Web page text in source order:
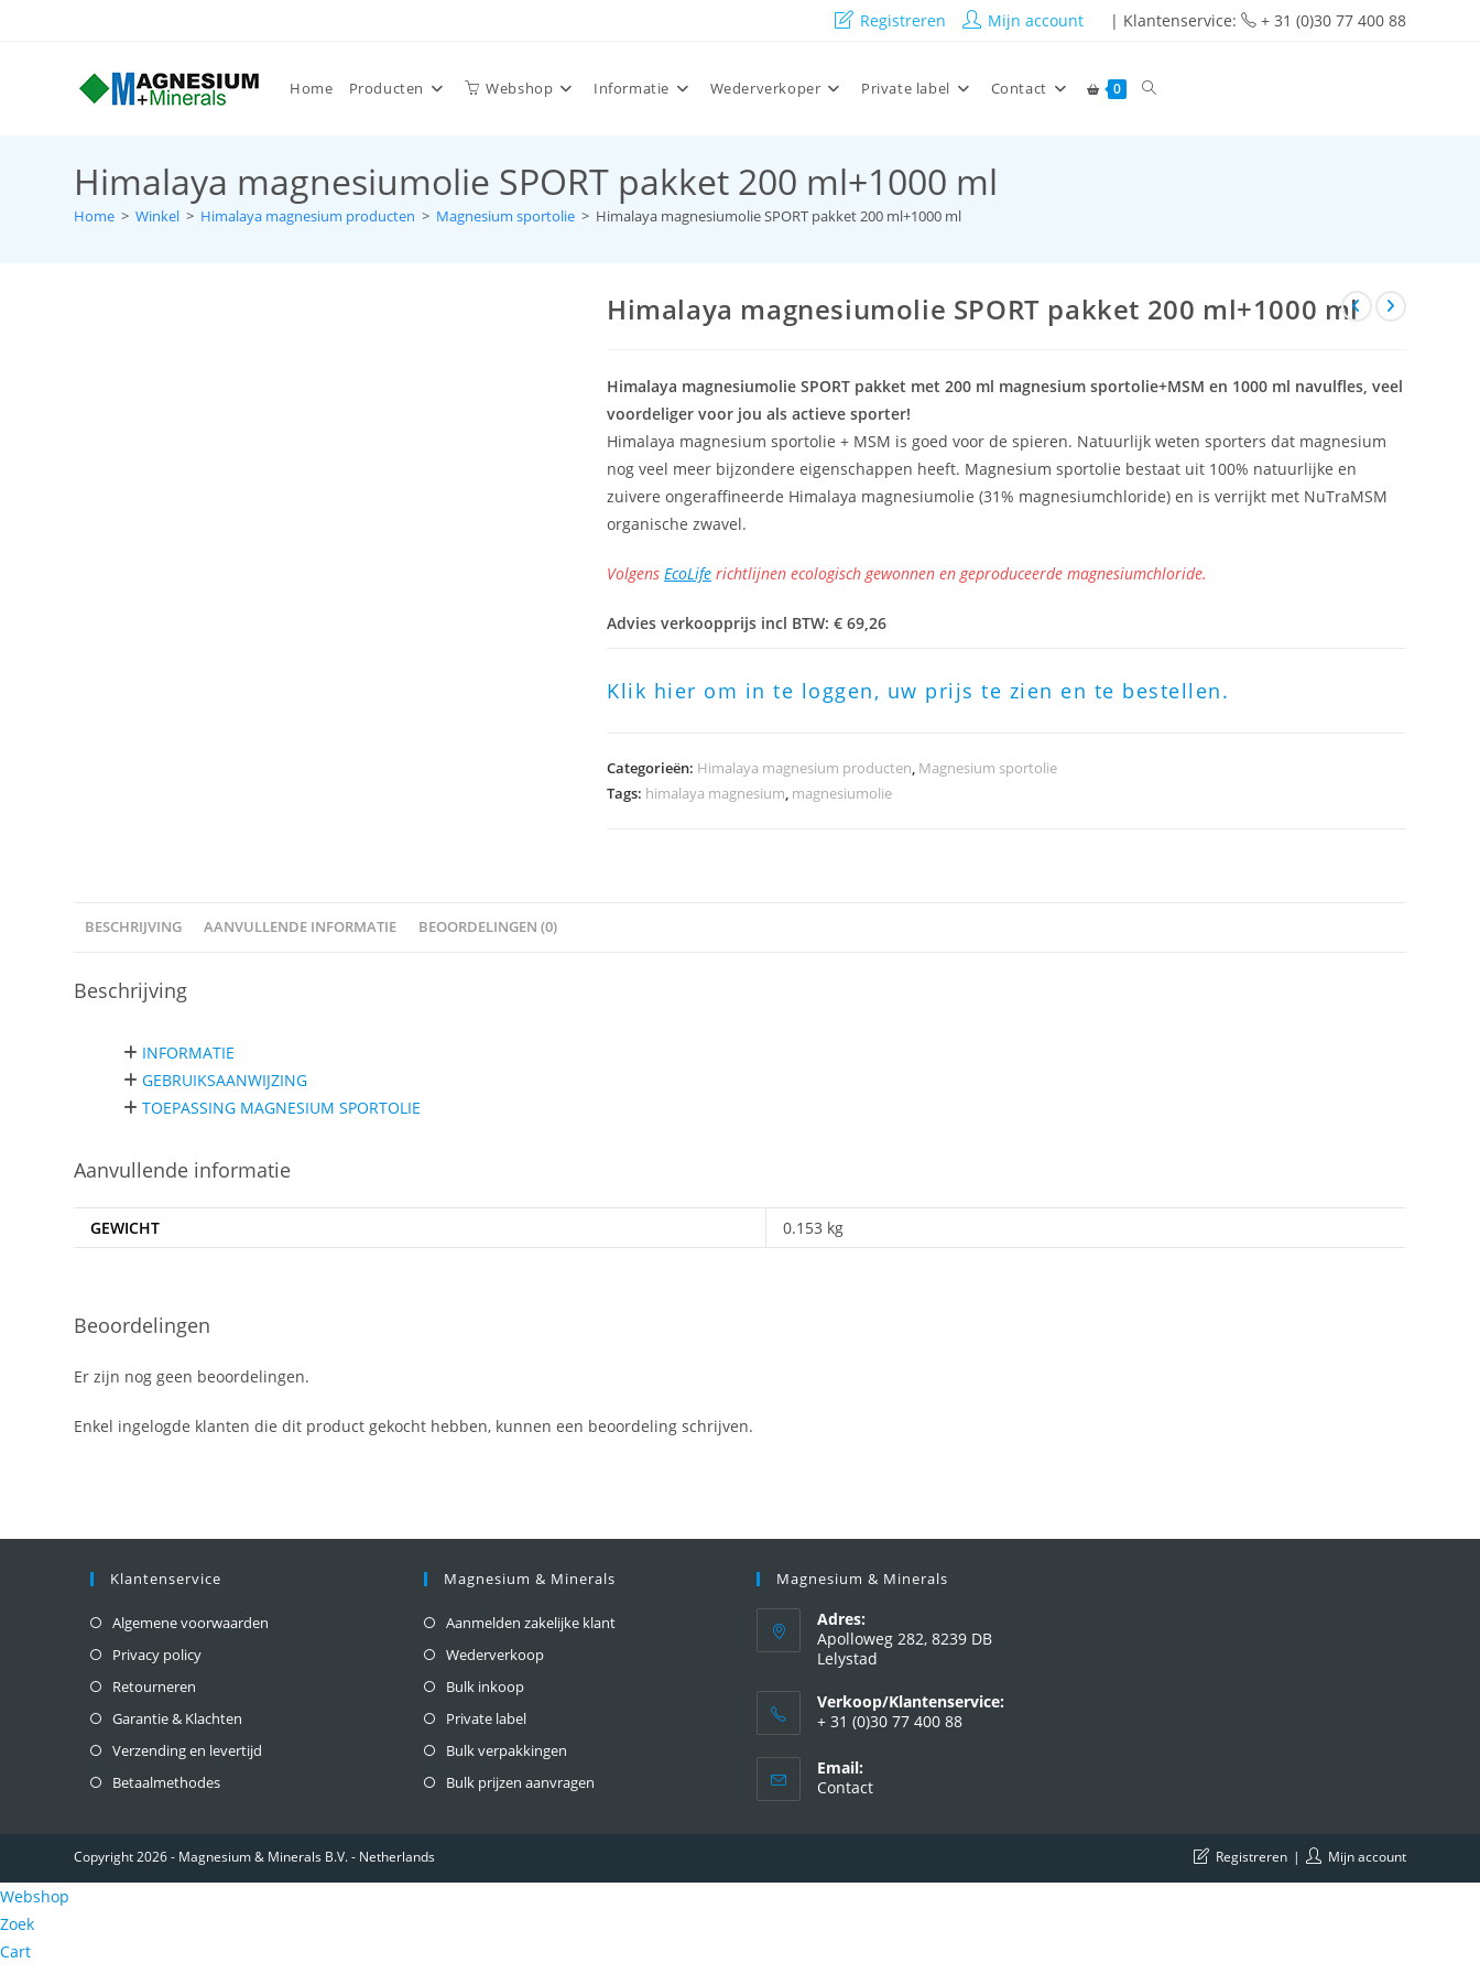
Registreren Mijn account | Klantenservice: + 31 (0)30 77 400 88
Home Producten Webshop Informatie Wederverkoper Private label Contact 0
Himalaya magnesiumolie SPORT pakket 200 ml+1000 ml
Home > Winkel > Himalaya magnesium producten > Magnesium sportolie > Himalaya magnesiumolie SPORT pakket 200 ml+1000 ml
Himalaya magnesiumolie SPORT pakket 200 ml+1000 ml
Himalaya magnesiumolie SPORT pakket met 200 ml magnesium sportolie+MSM en 1000 ml navulfles, veel
voordeliger voor jou als actieve sporter!
Himalaya magnesium sportolie + MSM is goed voor de spieren. Natuurlijk weten sporters dat magnesium
nog veel meer bijzondere eigenschappen heeft. Magnesium sportolie bestaat uit 100% natuurlijke en
zuivere ongeraffineerde Himalaya magnesiumolie (31% magnesiumchloride) en is verrijkt met NuTraMSM
organische zwavel.
VolgensEcoLife richtlijnen ecologisch gewonnen en geproduceerde magnesiumchloride.
Advies verkoopprijs incl BTW: € 69,26
Klik hier om in te loggen, uw prijs te zien en te bestellen.
Categorieën: Himalaya magnesium producten, Magnesium sportolie
Tags: himalaya magnesium, magnesiumolie
BESCHRIJVING AANVULLENDE INFORMATIE BEOORDELINGEN (0)
Beschrijving
INFORMATIE
GEBRUIKSAANWIJZING
TOEPASSING MAGNESIUM SPORTOLIE
Aanvullende informatie
GEWICHT 0.153 kg
Beoordelingen
Er zijn nog geen beoordelingen.
Enkel ingelogde klanten die dit product gekocht hebben, kunnen een beoordeling schrijven.
Klantenservice
Algemene voorwaarden
Privacy policy
Retourneren
Garantie & Klachten
Verzending en levertijd
Betaalmethodes
Magnesium & Minerals
Aanmelden zakelijke klant
Wederverkoop
Bulk inkoop
Private label
Bulk verpakkingen
Bulk prijzen aanvragen
Magnesium & Minerals
Adres:
Apolloweg 282, 8239 DB
Lelystad
Verkoop/Klantenservice:
+ 31 (0)30 77 400 88
Email:
Contact
Registreren Mijn account
Copyright 2026 - Magnesium & Minerals B.V. - Netherlands
Webshop
Zoek
Cart